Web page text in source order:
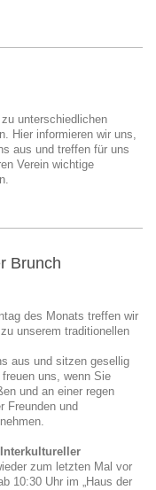
unterschiedlichen
Hier informieren wir uns,
aus und treffen für uns
Verein wichtige
Brunch
des Monats treffen wir
unserem traditionellen
aus und sitzen gesellig
uns, wenn Sie
und an einer regen
Freunden und
Interkultureller
zum letzten Mal vor
10:30 Uhr im „Haus der